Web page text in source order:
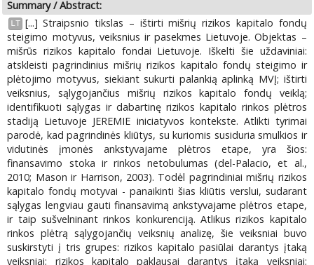
Summary / Abstract:
LT [...] Straipsnio tikslas – ištirti mišrių rizikos kapitalo fondų
steigimo motyvus, veiksnius ir pasekmes Lietuvoje. Objektas –
mišrūs rizikos kapitalo fondai Lietuvoje. Iškelti šie uždaviniai:
atskleisti pagrindinius mišrių rizikos kapitalo fondų steigimo ir
plėtojimo motyvus, siekiant sukurti palankią aplinką MVĮ; ištirti
veiksnius, sąlygojančius mišrių rizikos kapitalo fondų veiklą;
identifikuoti sąlygas ir dabartinę rizikos kapitalo rinkos plėtros
stadiją Lietuvoje JEREMIE iniciatyvos kontekste. Atlikti tyrimai
parodė, kad pagrindinės kliūtys, su kuriomis susiduria smulkios ir
vidutinės įmonės ankstyvajame plėtros etape, yra šios:
finansavimo stoka ir rinkos netobulumas (del-Palacio, et al.,
2010; Mason ir Harrison, 2003). Todėl pagrindiniai mišrių rizikos
kapitalo fondų motyvai - panaikinti šias kliūtis verslui, sudarant
sąlygas lengviau gauti finansavimą ankstyvajame plėtros etape,
ir taip sušvelninant rinkos konkurenciją. Atlikus rizikos kapitalo
rinkos plėtrą sąlygojančių veiksnių analizę, šie veiksniai buvo
suskirstyti į tris grupes: rizikos kapitalo pasiūlai darantys įtaką
veiksniai; rizikos kapitalo paklausai darantys įtaką veiksniai;